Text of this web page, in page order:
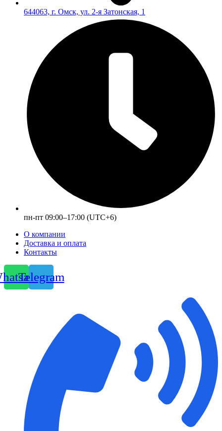
644063, г. Омск, ул. 2-я Затонская, 1
пн-пт 09:00–17:00 (UTC+6)
О компании
Доставка и оплата
Контакты
Telegram